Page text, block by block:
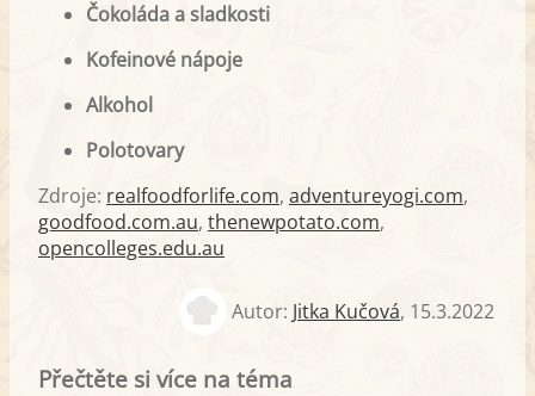
Čokoláda a sladkosti
Kofeinové nápoje
Alkohol
Polotovary
Zdroje: realfoodforlife.com, adventureyogi.com,
goodfood.com.au, thenewpotato.com,
opencolleges.edu.au
Autor: Jitka Kučová, 15.3.2022
Přečtěte si více na téma